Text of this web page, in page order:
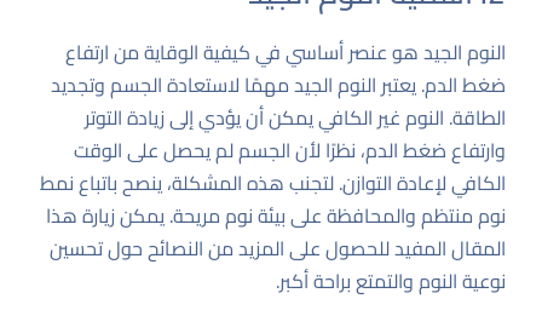
النوم الجيد هو عنصر أساسي في كيفية الوقاية من ارتفاع
ضغط الدم. يعتبر النوم الجيد مهمًا لاستعادة الجسم وتجديد
الطاقة. النوم غير الكافي يمكن أن يؤدي إلى زيادة التوتر
وارتفاع ضغط الدم، نظرًا لأن الجسم لم يحصل على الوقت
الكافي لإعادة التوازن. لتجنب هذه المشكلة، ينصح باتباع نمط
نوم منتظم والمحافظة على بيئة نوم مريحة. يمكن زيارة هذا
المقال المفيدللحصول على المزيد من النصائح حول تحسين
نوعية النوم والتمتع براحة أكبر.